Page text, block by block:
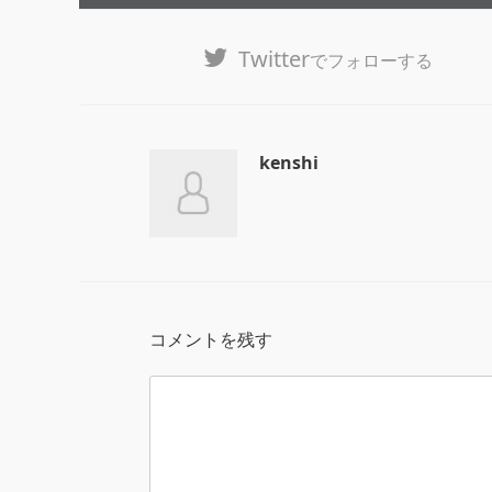
Twitterでフォローする
kenshi
コメントを残す